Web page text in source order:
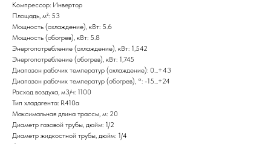
Компрессор: Инвертор
Площадь, м²: 53
Мощность (охлаждение), кВт: 5.6
Мощность (обогрев), кВт: 5.8
Энергопотребление (охлаждение), кВт: 1,542
Энергопотребление (обогрев), кВт: 1,745
Диапазон рабочих температур (охлаждение): 0...+43
Диапазон рабочих температур (обогрев), °: -15...+24
Расход воздуха, м3/ч: 1100
Тип хладагента: R410a
Максимальная длина трассы, м: 20
Диаметр газовой трубы, дюйм: 1/2
Диаметр жидкостной трубы, дюйм: 1/4